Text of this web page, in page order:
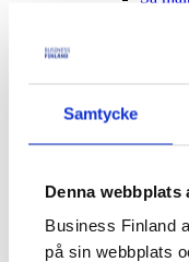
Samtycke
Denna webbplats
Business Finland
på sin webbplats
Evenemang
Nyheter